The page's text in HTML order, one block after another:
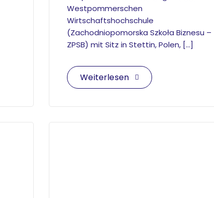
Westpommerschen
Wirtschaftshochschule
(Zachodniopomorska Szkoła Biznesu –
ZPSB) mit Sitz in Stettin, Polen, […]
Weiterlesen